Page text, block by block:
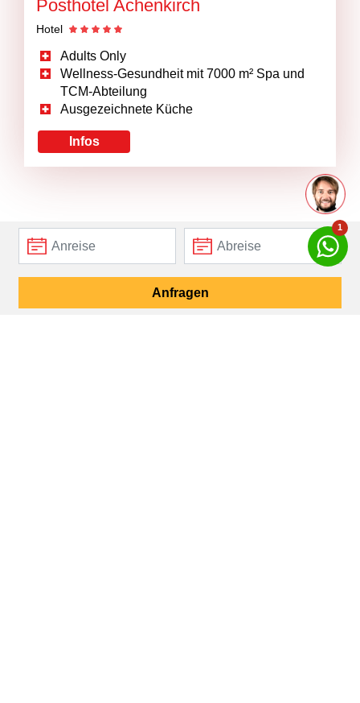
Anfragen
Posthotel Achenkirch
Hotel
Adults Only
Wellness-Gesundheit mit 7000 m² Spa und
TCM-Abteilung
Ausgezeichnete Küche
Infos
Winterurlaub am Achensee
1